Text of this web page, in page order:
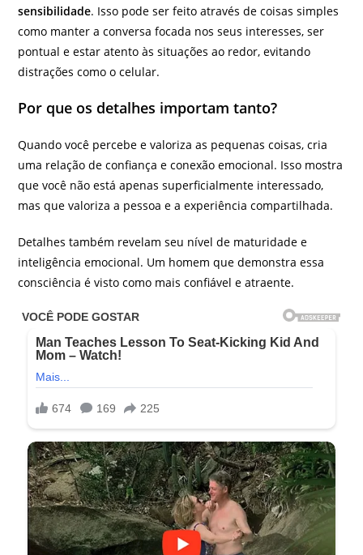
sensibilidade. Isso pode ser feito através de coisas simples
como manter a conversa focada nos seus interesses, ser
pontual e estar atento às situações ao redor, evitando
distrações como o celular.
Por que os detalhes importam tanto?
Quando você percebe e valoriza as pequenas coisas, cria
uma relação de confiança e conexão emocional. Isso mostra
que você não está apenas superficialmente interessado,
mas que valoriza a pessoa e a experiência compartilhada.
Detalhes também revelam seu nível de maturidade e
inteligência emocional. Um homem que demonstra essa
consciência é visto como mais confiável e atraente.